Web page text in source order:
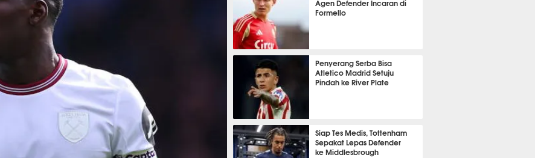
Agen Defender Incaran di
Formello
11 menit 54 detik lalu
Penyerang Serba Bisa
Atletico Madrid Setuju
Pindah ke River Plate
14 menit 48 detik lalu
Siap Tes Medis, Tottenham
Sepakat Lepas Defender
ke Middlesbrough